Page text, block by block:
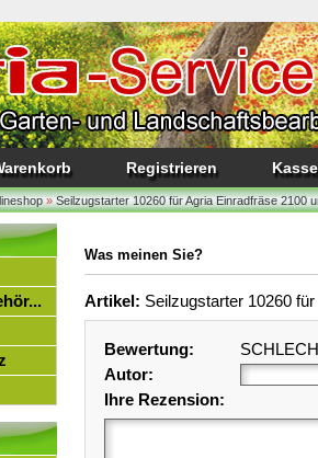
Registrieren Kasse
»Seilzugstarter 10260 für Agria Einradfräse 2100
Was meinen Sie?
Artikel: Seilzugstarter 10260
Bewertung:
Autor:
Ihre Rezension: